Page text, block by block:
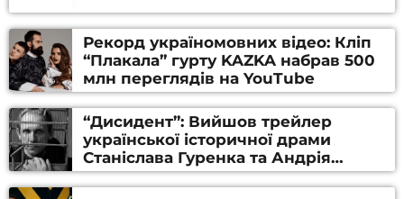
Рекорд україномовних відео: Кліп
“Плакала” гурту KAZKA набрав 500
млн переглядів на YouTube
“Дисидент”: Вийшов трейлер
української історичної драми
Станіслава Гуренка та Андрія
Алфьорова (ВІДЕО)